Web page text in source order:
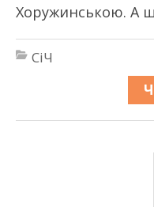
Хоружинською. А
СіЧ